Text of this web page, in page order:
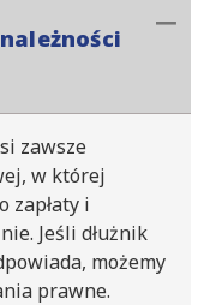
zawsze
w której
zapłaty i
Jeśli dłużnik
możemy
prawne.